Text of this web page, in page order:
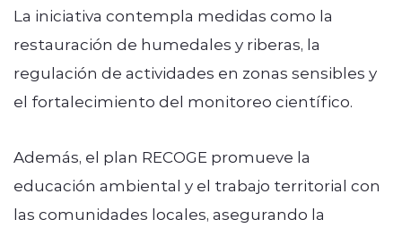
La iniciativa contempla medidas como la
restauración de humedales y riberas, la
regulación de actividades en zonas sensibles y
el fortalecimiento del monitoreo científico.
Además, el plan RECOGE promueve la
educación ambiental y el trabajo territorial con
las comunidades locales, asegurando la